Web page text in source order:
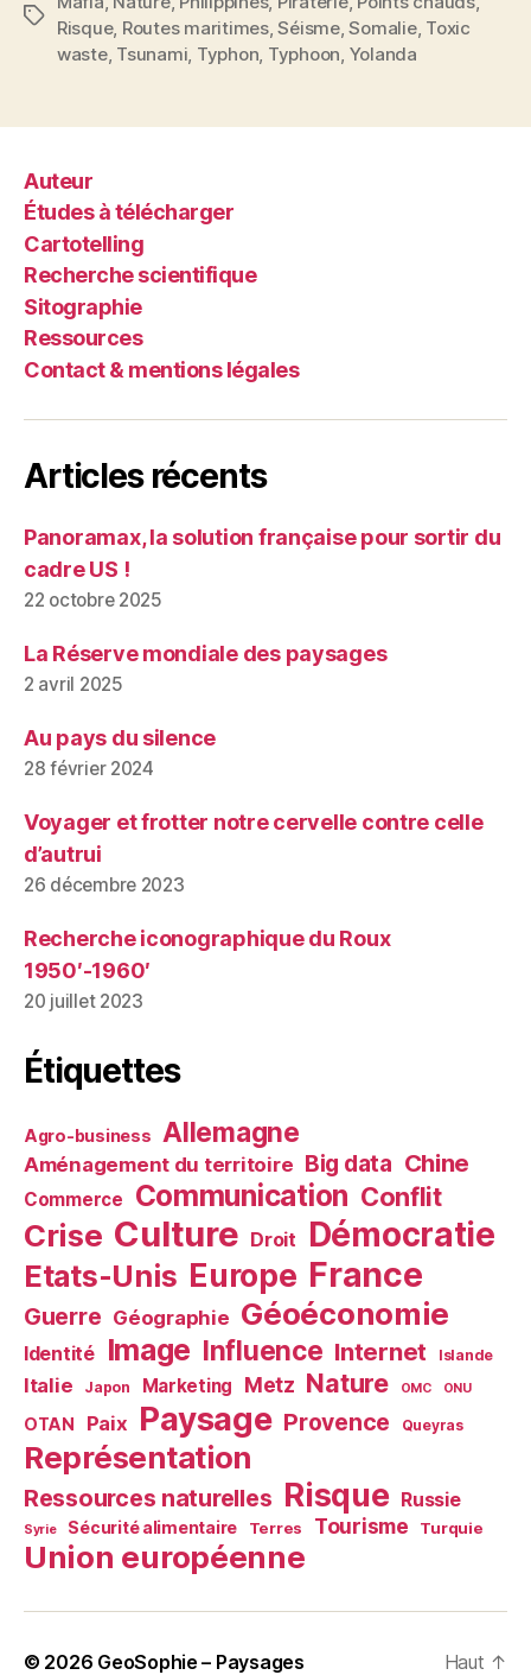
toxiques »
Étiquettes
Risque, Routes maritimes,Séisme,Somalie, Toxic
waste, Tsunami, Typhon, Typhoon, Yolanda
Auteur
Études à télécharger
Cartotelling
Recherche scientifique
Sitographie
Ressources
Contact & mentions légales
Articles récents
Panoramax, la solution française pour sortir du
cadre US !
22 octobre 2025
La Réserve mondiale des paysages
2 avril 2025
Au pays du silence
28 février 2024
Voyager et frotter notre cervelle contre celle
d’autrui
26 décembre 2023
Recherche iconographique du Roux
1950′-1960′
20 juillet 2023
Étiquettes
Agro-business Allemagne
Aménagement du territoire Big data Chine
Commerce Communication Conflit
Crise Culture Droit Démocratie
Etats-Unis Europe France
Guerre Géographie Géoéconomie
Identité Image Influence Internet Islande
Italie Japon Marketing Metz Nature OMC ONU
OTAN Paix Paysage Provence Queyras
Représentation
Ressources naturelles Risque Russie
Syrie Sécurité alimentaire Terres Tourisme Turquie
Union européenne
© 2026 GeoSophie – Paysages Haut ↑